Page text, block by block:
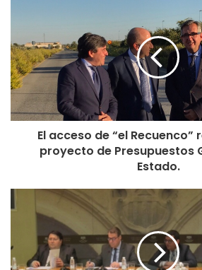
Andreu ha explicado que “es
Ley porque procurar la “atención
este periodo de vida es muy
conciliación familiar con la vida
hasta que no cambie la tendencia,
que nos encargamos en mayor
niños en esta época, por tanto, esta
Para finalizar, la candidata socialista
universalidad y la gratuidad de la
garantizará la igualdad de
acceso a todos los niños y niñas en
El acceso de “el Recuenco”
proyecto de Presupuestos
Estado.